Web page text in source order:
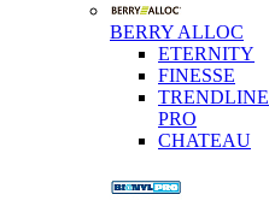
BERRY ALLOC
ETERNITY
FINESSE
TRENDLINE
PRO
CHATEAU